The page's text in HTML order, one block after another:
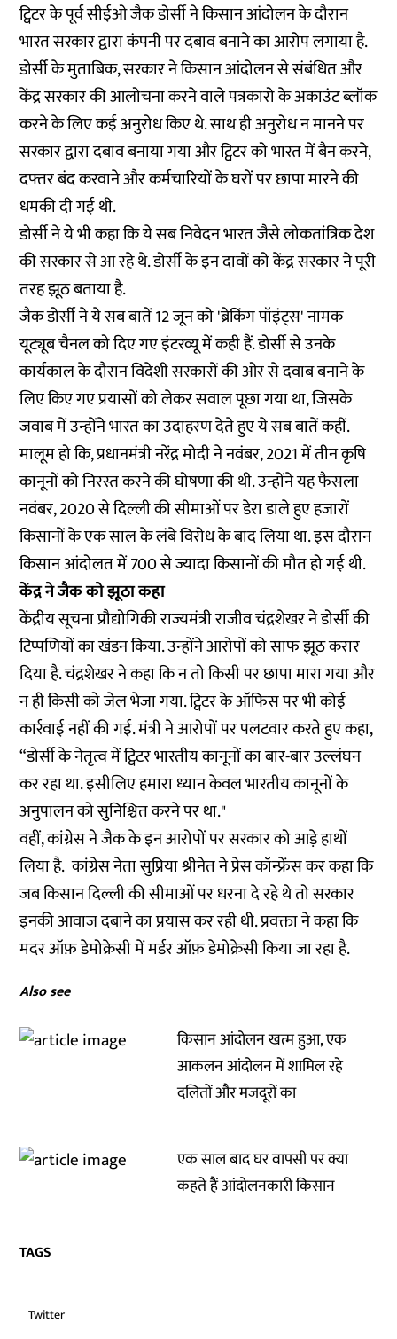
ट्विटर के पूर्व सीईओ जैक डोर्सी ने किसान आंदोलन के दौरान
भारत सरकार द्वारा कंपनी पर दबाव बनाने का आरोप लगाया है.
डोर्सी के मुताबिक, सरकार ने किसान आंदोलन से संबंधित और
केंद्र सरकार की आलोचना करने वाले पत्रकारो के अकाउंट ब्लॉक
करने के लिए कई अनुरोध किए थे. साथ ही अनुरोध न मानने पर
सरकार द्वारा दबाव बनाया गया और ट्विटर को भारत में बैन करने,
दफ्तर बंद करवाने और कर्मचारियों के घरों पर छापा मारने की
धमकी दी गई थी.
डोर्सी ने ये भी कहा कि ये सब निवेदन भारत जैसे लोकतांत्रिक देश
की सरकार से आ रहे थे. डोर्सी के इन दावों को केंद्र सरकार ने पूरी
तरह झूठ बताया है.
जैक डोर्सी ने ये सब बातें 12 जून को 'ब्रेकिंग पॉइंट्स' नामक
यूट्यूब चैनल को दिए गए इंटरव्यू में कही हैं. डोर्सी से उनके
कार्यकाल के दौरान विदेशी सरकारों की ओर से दवाब बनाने के
लिए किए गए प्रयासों को लेकर सवाल पूछा गया था, जिसके
जवाब में उन्होंने भारत का उदाहरण देते हुए ये सब बातें कहीं.
मालूम हो कि, प्रधानमंत्री नरेंद्र मोदी ने नवंबर, 2021 में तीन कृषि
कानूनों को निरस्त करने की घोषणा की थी. उन्होंने यह फैसला
नवंबर, 2020 से दिल्ली की सीमाओं पर डेरा डाले हुए हजारों
किसानों के एक साल के लंबे विरोध के बाद लिया था. इस दौरान
किसान आंदोलत में 700 से ज्यादा किसानों की मौत हो गई थी.
केंद्र ने जैक को झूठा कहा
केंद्रीय सूचना प्रौद्योगिकी राज्यमंत्री राजीव चंद्रशेखर ने डोर्सी की
टिप्पणियों का खंडन किया. उन्होंने आरोपों को साफ झूठ करार
दिया है. चंद्रशेखर ने कहा कि न तो किसी पर छापा मारा गया और
न ही किसी को जेल भेजा गया. ट्विटर के ऑफिस पर भी कोई
कार्रवाई नहीं की गई. मंत्री ने आरोपों पर पलटवार करते हुए कहा,
“डोर्सी के नेतृत्व में ट्विटर भारतीय कानूनों का बार-बार उल्लंघन
कर रहा था. इसीलिए हमारा ध्यान केवल भारतीय कानूनों के
अनुपालन को सुनिश्चित करने पर था."
वहीं, कांग्रेस ने जैक के इन आरोपों पर सरकार को आडे़ हाथों
लिया है. कांग्रेस नेता सुप्रिया श्रीनेत नेप्रेस कॉन्फ्रेंसकर कहा कि
जब किसान दिल्ली की सीमाओं पर धरना दे रहे थे तो सरकार
इनकी आवाज दबाने का प्रयास कर रही थी. प्रवक्ता ने कहा कि
मदर ऑफ़ डेमोक्रेसी में मर्डर ऑफ़ डेमोक्रेसी किया जा रहा है.
Also see
किसान आंदोलन खत्म हुआ, एक
आकलन आंदोलन में शामिल रहे
दलितों और मजदूरों का
एक साल बाद घर वापसी पर क्या
कहते हैं आंदोलनकारी किसान
TAGS
Twitter